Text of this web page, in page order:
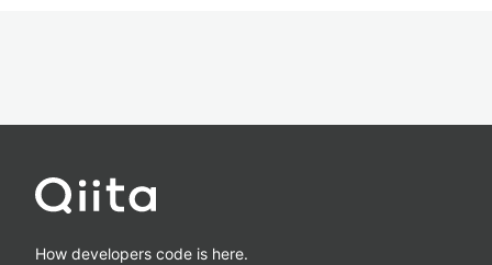
How developers code is here.